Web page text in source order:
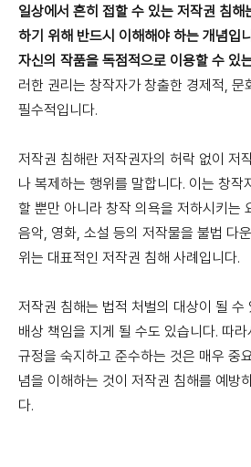
일상에서 흔히 접할 수 있는 저작권 침해
하기 위해 반드시 이해해야 하는 개념입
자신의 작품을 독점적으로 이용할 수 있
러한 권리는 창작자가 창출한 경제적, 문
필수적입니다.
저작권 침해란 저작권자의 허락 없이 저
나 복제하는 행위를 말합니다. 이는 창작
할 뿐만 아니라 창작 의욕을 저하시키는
음악, 영화, 소설 등의 저작물을 불법 다
위는 대표적인 저작권 침해 사례입니다.
저작권 침해는 법적 처벌의 대상이 될 수
배상 책임을 지게 될 수도 있습니다. 따
규정을 숙지하고 준수하는 것은 매우 중
념을 이해하는 것이 저작권 침해를 예방
다.